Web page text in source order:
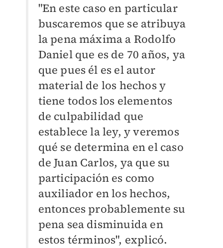
"En este caso en particular
buscaremos que se atribuya
la pena máxima a Rodolfo
Daniel que es de 70 años, ya
que pues él es el autor
material de los hechos y
tiene todos los elementos
de culpabilidad que
establece la ley, y veremos
qué se determina en el caso
de Juan Carlos, ya que su
participación es como
auxiliador en los hechos,
entonces probablemente su
pena sea disminuida en
estos términos", explicó.